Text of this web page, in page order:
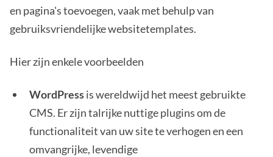
en pagina's toevoegen, vaak met behulp van
gebruiksvriendelijke websitetemplates.
Hier zijn enkele voorbeelden
WordPressis wereldwijd het meest gebruikte
CMS. Er zijn talrijke nuttige plugins om de
functionaliteit van uw site te verhogen en een
omvangrijke, levendige